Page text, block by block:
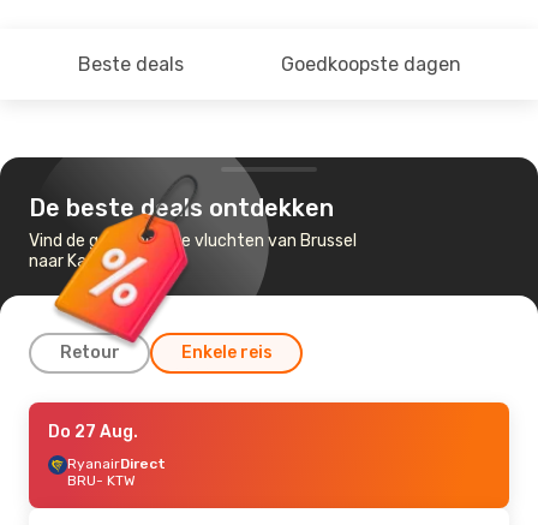
Beste deals Goedkoopste dagen
De beste deals ontdekken
Vind de goedkoopste vluchten van Brussel
naar Katowice
Retour Enkele reis
Do 3 Sep.- Zo 6 Sep.
RyanairDirect
BRU- KTW
KTW- BRU
Do 27 Aug.
RyanairDirect
BRU- KTW